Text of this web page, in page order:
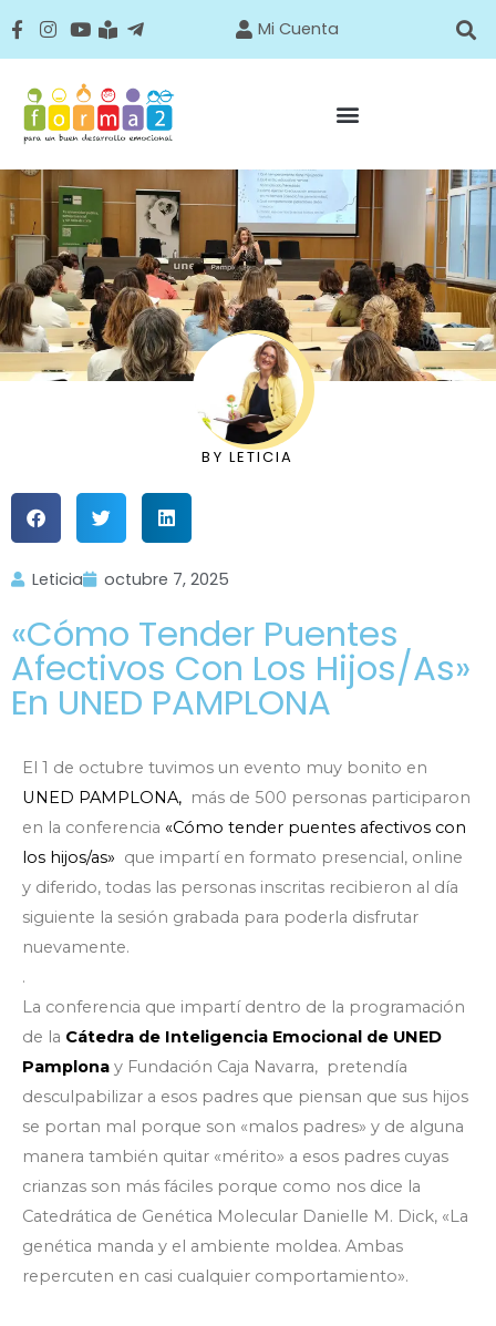
Mi Cuenta
BY LETICIA
Leticia octubre 7, 2025
«Cómo Tender Puentes
Afectivos Con Los Hijos/as»
En UNED PAMPLONA
El 1 de octubre tuvimos un evento muy bonito en
UNED PAMPLONA, más de 500 personas participaron
en la conferencia «Cómo tender puentes afectivos con
los hijos/as» que impartí en formato presencial, online
y diferido, todas las personas inscritas recibieron al día
siguiente la sesión grabada para poderla disfrutar
nuevamente.
.
La conferencia que impartí dentro de la programación
de la Cátedra de Inteligencia Emocional de UNED
Pamplona y Fundación Caja Navarra, pretendía
desculpabilizar a esos padres que piensan que sus hijos
se portan mal porque son «malos padres» y de alguna
manera también quitar «mérito» a esos padres cuyas
crianzas son más fáciles porque como nos dice la
Catedrática de Genética Molecular Danielle M. Dick, «La
genética manda y el ambiente moldea. Ambas
repercuten en casi cualquier comportamiento».